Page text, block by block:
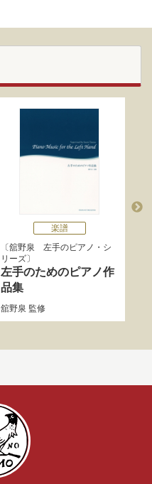
楽譜
舘野泉 左手のピアノ・シ
リーズ
左手のためのピアノ作
品集
舘野泉 監修